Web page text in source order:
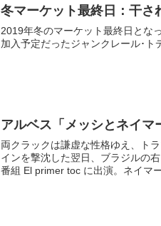
冬マーケット最終日：干さ
2019年冬のマーケット最終日とな
加入予定だったジャンクレール･ト
アルベス「メッシとネイマ
両クラックは謙虚な性格ゆえ、ト
インを撃沈した翌日、ブラジルの
番組 El primer toc に出演。ネイマ